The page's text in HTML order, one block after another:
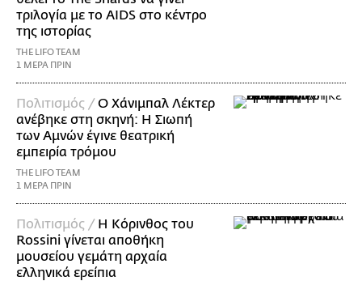
τριλογία με το AIDS στο κέντρο
της ιστορίας
THE LIFO TEAM
1 ΜΕΡΑ ΠΡΙΝ
Πολιτισμός /Ο Χάνιμπαλ Λέκτερ
ανέβηκε στη σκηνή: Η Σιωπή
των Αμνών έγινε θεατρική
εμπειρία τρόμου
THE LIFO TEAM
1 ΜΕΡΑ ΠΡΙΝ
Πολιτισμός / Η Κόρινθος του
Rossini γίνεται αποθήκη
μουσείου γεμάτη αρχαία
ελληνικά ερείπια